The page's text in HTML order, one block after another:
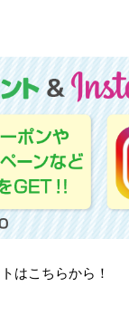
はこちらから！